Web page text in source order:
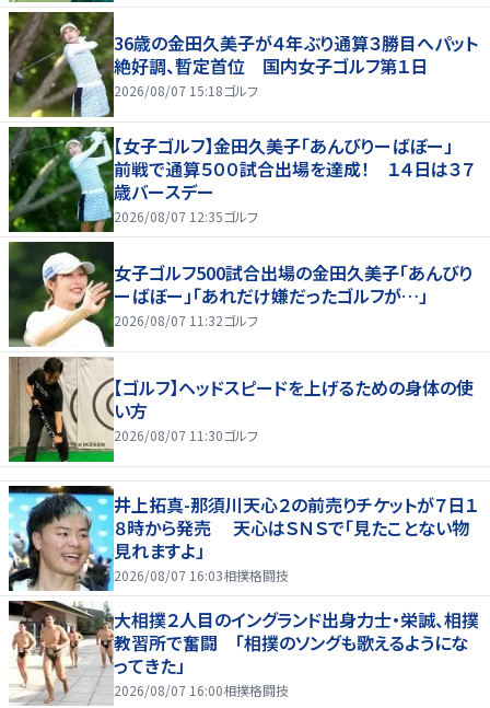
36歳の金田久美子が４年ぶり通算３勝目へパット
絶好調、暫定首位 国内女子ゴルフ第１日
2026/08/07 15:18ゴルフ
【女子ゴルフ】金田久美子「あんびりーばぼー」
前戦で通算５００試合出場を達成！ １４日は３７
歳バースデー
2026/08/07 12:35ゴルフ
女子ゴルフ500試合出場の金田久美子「あんびり
ーばぼー」「あれだけ嫌だったゴルフが…」
2026/08/07 11:32ゴルフ
【ゴルフ】ヘッドスピードを上げるための身体の使
い方
2026/08/07 11:30ゴルフ
井上拓真-那須川天心２の前売りチケットが７日１
８時から発売 天心はＳＮＳで「見たことない物
見れますよ」
2026/08/07 16:03相撲格闘技
大相撲２人目のイングランド出身力士・栄誠、相撲
教習所で奮闘 「相撲のソングも歌えるようにな
ってきた」
2026/08/07 16:00相撲格闘技